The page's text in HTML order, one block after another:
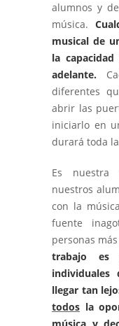
alumnos y
música.
musical de
la
adelante.
diferentes
abrir las
iniciarlo en
durará toda
Es nuestra
nuestros
con la
fuente
personas
trabajo es
individuales
llegar tan
todos la